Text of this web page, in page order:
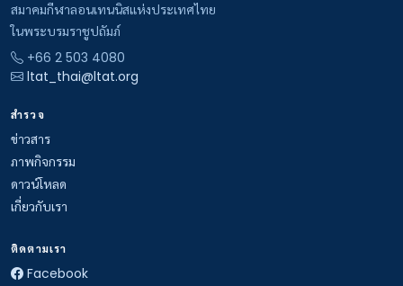
สมาคมกีฬาลอนเทนนิสแห่งประเทศไทย
ในพระบรมราชูปถัมภ์
+66 2 503 4080
ltat_thai@ltat.org
สำรวจ
ข่าวสาร
ภาพกิจกรรม
ดาวน์โหลด
เกี่ยวกับเรา
ติดตามเรา
Facebook